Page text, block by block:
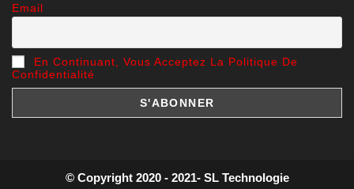
Email
En Continuant, Vous Acceptez La Politique De
Confidentialité
© Copyright 2020 - 2021- SL Technologie